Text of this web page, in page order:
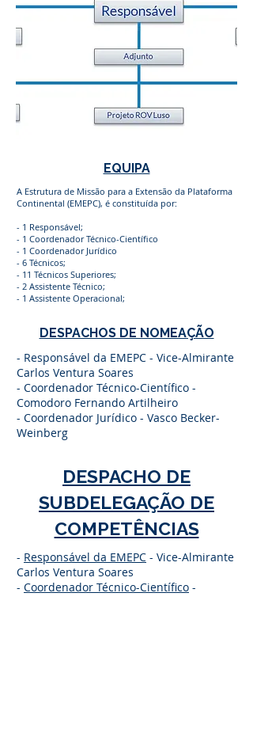
EQUIPA
A Estrutura de Missão para a Extensão da Plataforma
Continental (EMEPC), é constituída por:
- 1 Responsável;
- 1 Coordenador Técnico-Científico
- 1 Coordenador Jurídico
- 6 Técnicos;
- 11 Técnicos Superiores;
- 2 Assistente Técnico;
- 1 Assistente Operacional;
DESPACHOS DE NOMEAÇÃO
- Responsável da EMEPC - Vice-Almirante
Carlos Ventura Soares
- Coordenador Técnico-Científico -
Comodoro Fernando Artilheiro
- Coordenador Jurídico - Vasco Becker-
Weinberg
DESPACHO DE
SUBDELEGAÇÃO DE
COMPETÊNCIAS
- Responsável da EMEPC - Vice-Almirante
Carlos Ventura Soares
- Coordenador Técnico-Científico -